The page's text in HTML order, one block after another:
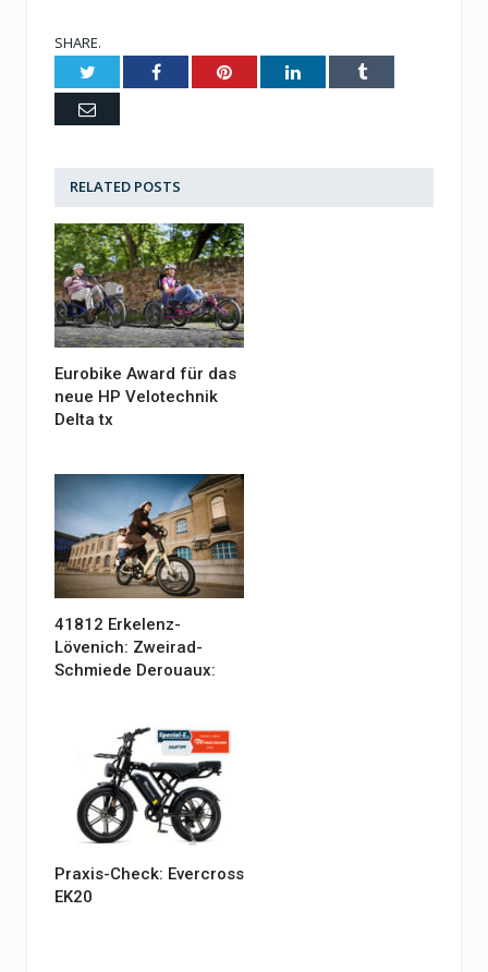
SHARE.
Twitter Facebook Pinterest LinkedIn Tumblr
Email
RELATED POSTS
Eurobike Award für das
neue HP Velotechnik
Delta tx
41812 Erkelenz-
Lövenich: Zweirad-
Schmiede Derouaux:
Praxis-Check: Evercross
EK20